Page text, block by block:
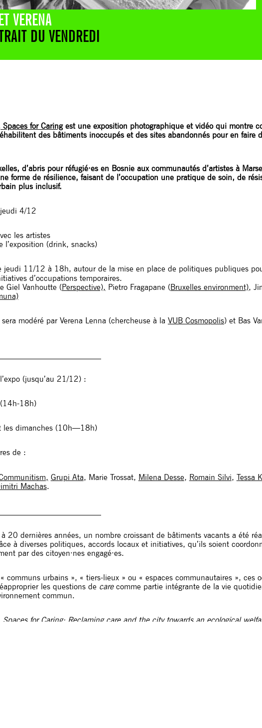
VERENA
DU VENDREDI
for Caringest une exposition photographique et vidéo qui montre
des bâtiments inoccupés et des sites abandonnés pour en
d’abris pour réfugié·es en Bosnie aux communautés d’artistes à
forme de résilience, faisant de l’occupation une pratique de soin, de
plus inclusif.
jeudi 4/12
les artistes
l’exposition (drink, snacks)
jeudi 11/12 à 18h, autour de la mise en place de politiques publiques
d’occupations temporaires.
Giel Vanhoutte (Perspective), Pietro Fragapane (Bruxelles environment),
modéré par Verena Lenna (chercheuse à la VUB Cosmopolis) et Bas
(jusqu’au 21/12) :
18h)
les dimanches (10h—18h)
de :
Grupi Ata, Marie Trossat, Milena Desse, Romain Silvi, Tessa
Machas.
20 dernières années, un nombre croissant de bâtiments vacants a été
à diverses politiques, accords locaux et initiatives, qu’ils soient
par des citoyen·nes engagé·es.
communs urbains », « tiers-lieux » ou « espaces communautaires », ces
les questions de carecomme partie intégrante de la vie
commun.
Spaces for Caring: Reclaming care and the city towards an ecological